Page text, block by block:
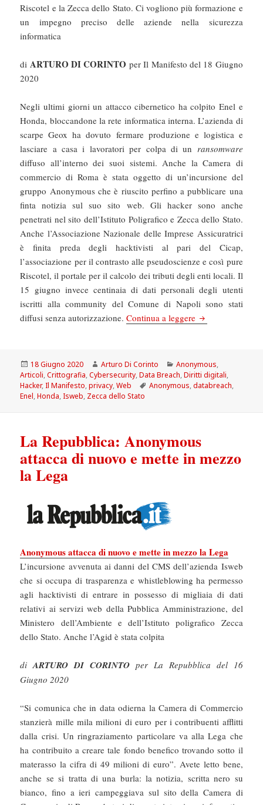
Riscotel e la Zecca dello Stato. Ci vogliono più formazione e
un impegno preciso delle aziende nella sicurezza
informatica
di ARTURO DI CORINTO per Il Manifesto del 18 Giugno
2020
Negli ultimi giorni un attacco cibernetico ha colpito Enel e
Honda, bloccandone la rete informatica interna. L’azienda di
scarpe Geox ha dovuto fermare produzione e logistica e
lasciare a casa i lavoratori per colpa di un ransomware
diffuso all’interno dei suoi sistemi. Anche la Camera di
commercio di Roma è stata oggetto di un’incursione del
gruppo Anonymous che è riuscito perfino a pubblicare una
finta notizia sul suo sito web. Gli hacker sono anche
penetrati nel sito dell’Istituto Poligrafico e Zecca dello Stato.
Anche l’Associazione Nazionale delle Imprese Assicuratrici
è finita preda degli hacktivisti al pari del Cicap,
l’associazione per il contrasto alle pseudoscienze e così pure
Riscotel, il portale per il calcolo dei tributi degli enti locali. Il
15 giugno invece centinaia di dati personali degli utenti
iscritti alla community del Comune di Napoli sono stati
diffusi senza autorizzazione.Continua a leggere Il Manifesto:
Scritto
il
18 Giugno 2020 Autore
Arturo Di Corinto Categorie
Anonymous,
Articoli,Crittografia,Cybersecurity,Data Breach,Diritti digitali,
Hacker,Il Manifesto,privacy,Web Tag
Anonymous,databreach,
Enel,Honda,Isweb, Zecca dello Stato
La Repubblica: Anonymous
attacca di nuovo e mette in mezzo
la Lega
Anonymous attacca di nuovo e mette in mezzo la Lega
L’incursione avvenuta ai danni del CMS dell’azienda Isweb
che si occupa di trasparenza e whistleblowing ha permesso
agli hacktivisti di entrare in possesso di migliaia di dati
relativi ai servizi web della Pubblica Amministrazione, del
Ministero dell’Ambiente e dell’Istituto poligrafico Zecca
dello Stato. Anche l’Agid è stata colpita
diARTURO DI CORINTO per La Repubblica del 16
Giugno 2020
“Si comunica che in data odierna la Camera di Commercio
stanzierà mille mila milioni di euro per i contribuenti afflitti
dalla crisi. Un ringraziamento particolare va alla Lega che
ha contribuito a creare tale fondo benefico trovando sotto il
materasso la cifra di 49 milioni di euro”. Avete letto bene,
anche se si tratta di una burla: la notizia, scritta nero su
bianco, fino a ieri campeggiava sul sito della Camera di